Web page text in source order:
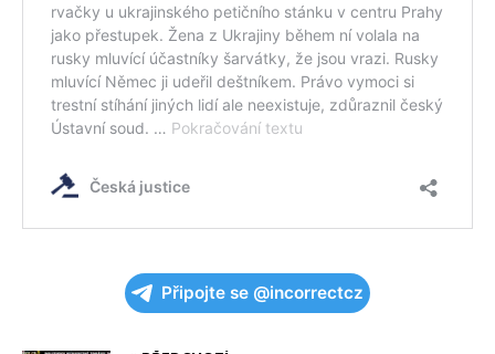
Připojte se @incorrectcz